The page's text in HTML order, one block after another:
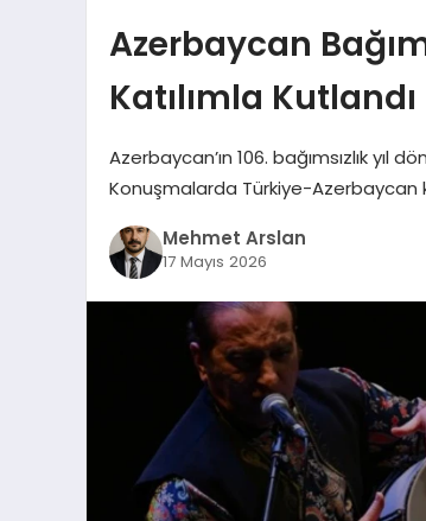
Azerbaycan
Katılımla Kutlandı
Azerbaycan’ın 106. bağımsızlık yıl
Konuşmalarda Türkiye-Azerbaycan
Mehmet Arslan
17 Mayıs 2026